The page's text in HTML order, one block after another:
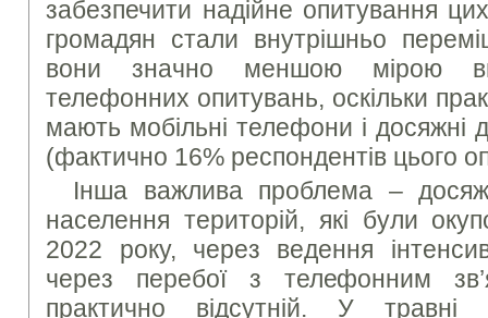
забезпечити надійне опитування
громадян стали внутрішньо
вони значно меншою мірою
телефонних опитувань, оскільки
мають мобільні телефони і досяжні
(фактично 16% респондентів цього
Інша важлива проблема –
населення територій, які були
2022 року, через ведення
через перебої з телефонним
практично відсутній. У травні